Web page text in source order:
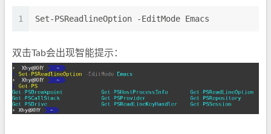
1 Set-PSReadlineOption -EditMode Emacs
双击Tab会出现智能提示：